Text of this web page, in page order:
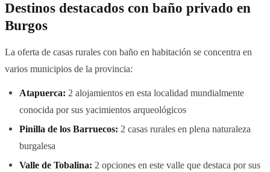
Destinos destacados con baño privado en
Burgos
La oferta de casas rurales con baño en habitación se concentra en
varios municipios de la provincia:
Atapuerca: 2 alojamientos en esta localidad mundialmente
conocida por sus yacimientos arqueológicos
Pinilla de los Barruecos: 2 casas rurales en plena naturaleza
burgalesa
Valle de Tobalina: 2 opciones en este valle que destaca por sus